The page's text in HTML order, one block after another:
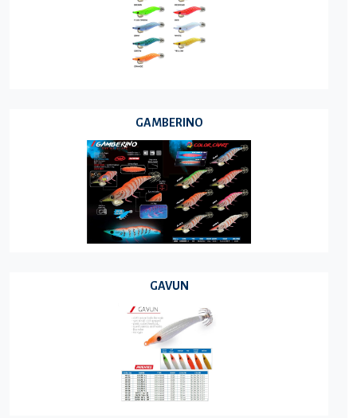
GAMBERINO
GAVUN